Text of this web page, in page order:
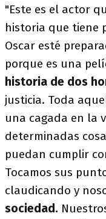
"Este es el actor
historia que tiene
Oscar esté
porque es una
historia de dos
justicia. Toda
una cagada en la
determinadas
puedan cumplir
Tocamos sus
claudicando y
sociedad.